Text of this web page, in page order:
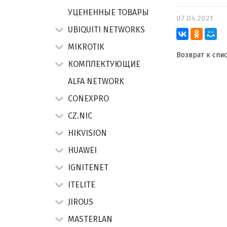
07.04.2021
Возврат к
УЦЕНЕННЫЕ ТОВАРЫ
UBIQUITI NETWORKS
MIKROTIK
КОМПЛЕКТУЮЩИЕ
ALFA NETWORK
CONEXPRO
CZ.NIC
HIKVISION
HUAWEI
IGNITENET
ITELITE
JIROUS
MASTERLAN